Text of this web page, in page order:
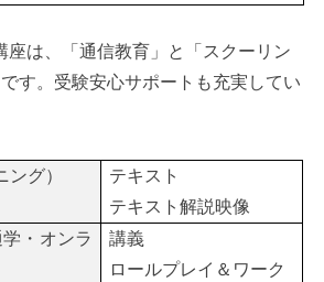
座は、「通信教育」と「スクーリン
す。受験安心サポートも充実してい
グ）
テキスト
テキスト解説映像
・オンラ
講義
ロールプレイ＆ワーク